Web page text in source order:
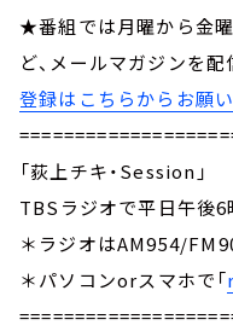
★番組では月曜から金
ど、メールマガジ
登録はこちらからお願
「荻上チキ・
TBSラジオで平日
＊ラジオは
＊パソコンorスマホで「